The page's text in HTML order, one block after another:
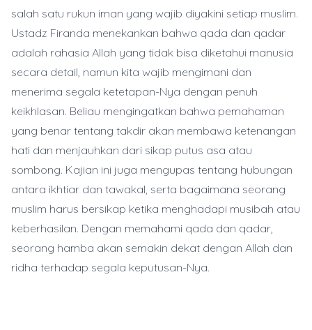
salah satu rukun iman yang wajib diyakini setiap muslim.
Ustadz Firanda menekankan bahwa qada dan qadar
adalah rahasia Allah yang tidak bisa diketahui manusia
secara detail, namun kita wajib mengimani dan
menerima segala ketetapan-Nya dengan penuh
keikhlasan. Beliau mengingatkan bahwa pemahaman
yang benar tentang takdir akan membawa ketenangan
hati dan menjauhkan dari sikap putus asa atau
sombong. Kajian ini juga mengupas tentang hubungan
antara ikhtiar dan tawakal, serta bagaimana seorang
muslim harus bersikap ketika menghadapi musibah atau
keberhasilan. Dengan memahami qada dan qadar,
seorang hamba akan semakin dekat dengan Allah dan
ridha terhadap segala keputusan-Nya.